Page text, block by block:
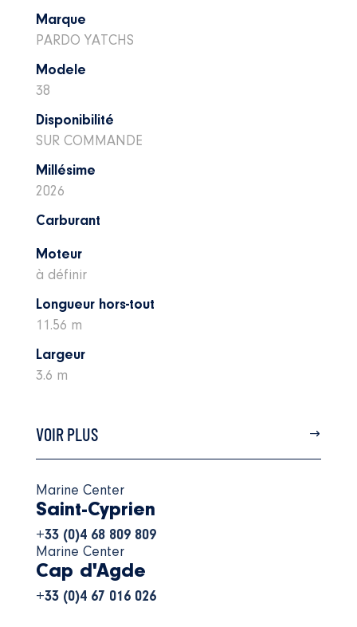
Marque
PARDO YATCHS
Modele
38
Disponibilité
SUR COMMANDE
Millésime
2026
Carburant
Moteur
à définir
Longueur hors-tout
11.56 m
Largeur
3.6 m
VOIR PLUS
Marine Center
Saint-Cyprien
+33 (0)4 68 809 809
Marine Center
Cap d'Agde
+33 (0)4 67 016 026